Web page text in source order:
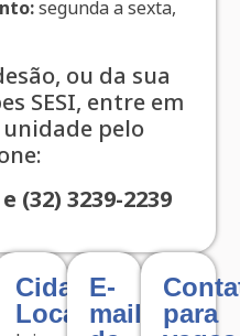
segunda a sexta,
ou da sua
SESI, entre em
pelo
(32) 3239-2239
Cidade
Localizada
E-
mail
para